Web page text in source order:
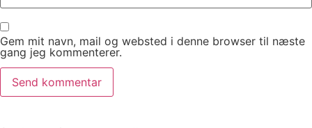
Gem mit navn, mail og websted i denne browser til næste
gang jeg kommenterer.